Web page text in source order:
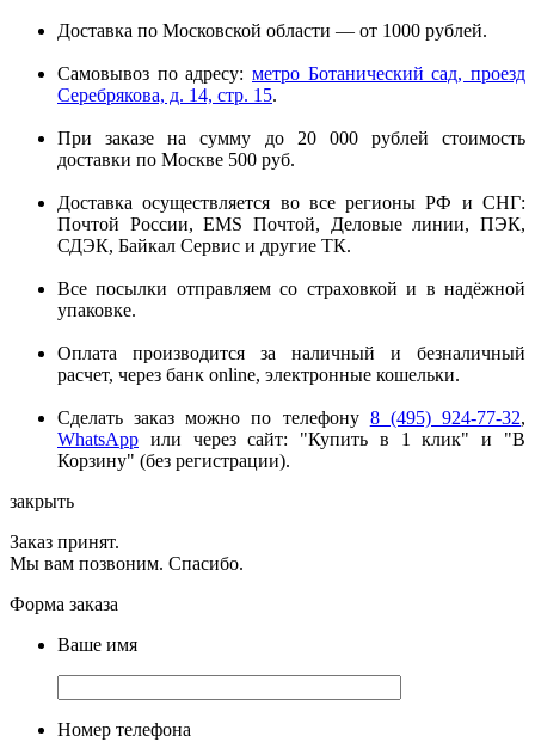
Доставка по Московской области — от 1000 рублей.
Самовывоз по адресу: метро Ботанический сад, проезд
Серебрякова, д. 14, стр. 15.
При заказе на сумму до 20 000 рублей стоимость
доставки по Москве 500 руб.
Доставка осуществляется во все регионы РФ и СНГ:
Почтой России, EMS Почтой, Деловые линии, ПЭК,
СДЭК, Байкал Сервис и другие ТК.
Все посылки отправляем со страховкой и в надёжной
упаковке.
Оплата производится за наличный и безналичный
расчет, через банк online, электронные кошельки.
Сделать заказ можно по телефону 8 (495) 924-77-32,
WhatsApp или через сайт: "Купить в 1 клик" и "В
Корзину" (без регистрации).
закрыть
Заказ принят.
Мы вам позвоним. Спасибо.
Форма заказа
Ваше имя
Номер телефона